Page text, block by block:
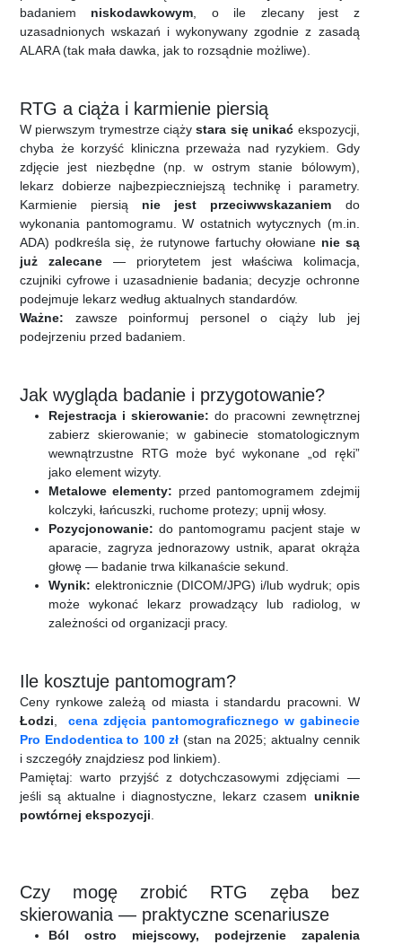
badaniem niskodawkowym , o ile zlecany jest z
uzasadnionych wskazań i wykonywany zgodnie z zasadą
ALARA (tak mała dawka, jak to rozsądnie możliwe).
RTG a ciąża i karmienie piersią
W pierwszym trymestrze ciążystara się unikać ekspozycji,
chyba że korzyść kliniczna przeważa nad ryzykiem. Gdy
zdjęcie jest niezbędne (np. w ostrym stanie bólowym),
lekarz dobierze najbezpieczniejszą technikę i parametry.
Karmienie piersią nie jest przeciwwskazaniem do
wykonania pantomogramu. W ostatnich wytycznych (m.in.
ADA) podkreśla się, że rutynowe fartuchy ołowiane nie są
już zalecane— priorytetem jest właściwa kolimacja,
czujniki cyfrowe i uzasadnienie badania; decyzje ochronne
podejmuje lekarz według aktualnych standardów.
Ważne: zawsze poinformuj personel o ciąży lub jej
podejrzeniu przed badaniem.
Jak wygląda badanie i przygotowanie?
Rejestracja i skierowanie: do pracowni zewnętrznej
zabierz skierowanie; w gabinecie stomatologicznym
wewnątrzustne RTG może być wykonane „od ręki”
jako element wizyty.
Metalowe elementy: przed pantomogramem zdejmij
kolczyki, łańcuszki, ruchome protezy; upnij włosy.
Pozycjonowanie: do pantomogramu pacjent staje w
aparacie, zagryza jednorazowy ustnik, aparat okrąża
głowę — badanie trwa kilkanaście sekund.
Wynik: elektronicznie (DICOM/JPG) i/lub wydruk; opis
może wykonać lekarz prowadzący lub radiolog, w
zależności od organizacji pracy.
Ile kosztuje pantomogram?
Ceny rynkowe zależą od miasta i standardu pracowni. W
Łodzi
cena zdjęcia pantomograficznego w gabinecie
Pro Endodentica to 100 zł (stan na 2025; aktualny cennik
i szczegóły znajdziesz pod linkiem).
Pamiętaj: warto przyjść z dotychczasowymi zdjęciami —
jeśli są aktualne i diagnostyczne, lekarz czasem uniknie
powtórnej ekspozycji
Czy mogę zrobić RTG zęba bez
skierowania — praktyczne scenariusze
Ból ostro miejscowy, podejrzenie zapalenia